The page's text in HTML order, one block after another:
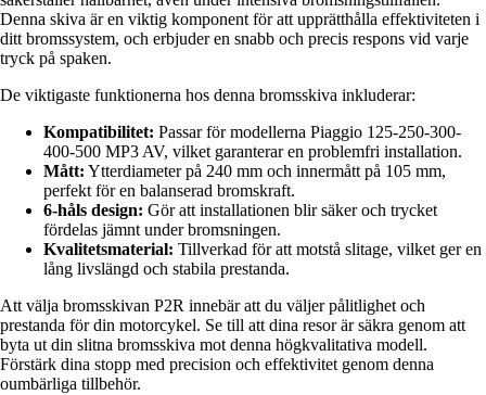
Denna skiva är en viktig komponent för att upprätthålla effektiviteten i
ditt bromssystem, och erbjuder en snabb och precis respons vid varje
tryck på spaken.
De viktigaste funktionerna hos denna bromsskiva inkluderar:
Kompatibilitet: Passar för modellerna Piaggio 125-250-300-
400-500 MP3 AV, vilket garanterar en problemfri installation.
Mått: Ytterdiameter på 240 mm och innermått på 105 mm,
perfekt för en balanserad bromskraft.
6-håls design: Gör att installationen blir säker och trycket
fördelas jämnt under bromsningen.
Kvalitetsmaterial: Tillverkad för att motstå slitage, vilket ger en
lång livslängd och stabila prestanda.
Att välja bromsskivan P2R innebär att du väljer pålitlighet och
prestanda för din motorcykel. Se till att dina resor är säkra genom att
byta ut din slitna bromsskiva mot denna högkvalitativa modell.
Förstärk dina stopp med precision och effektivitet genom denna
oumbärliga tillbehör.